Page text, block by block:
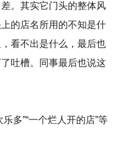
。其实它门头的整体风
的店名所用的不知是什
看不出是什么，最后也
吐槽。同事最后也说这
多”“一个烂人开的店”等